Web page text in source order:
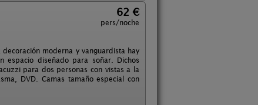
62 €
pers/noche
moderna y vanguardista hay
diseñado para soñar. Dichos
para dos personas con vistas a la
DVD. Camas tamaño especial con